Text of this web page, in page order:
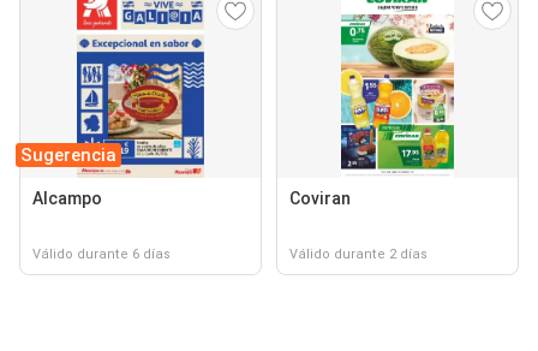
Sugerencia
Alcampo
Válido durante 6 días
Coviran
Válido durante 2 días